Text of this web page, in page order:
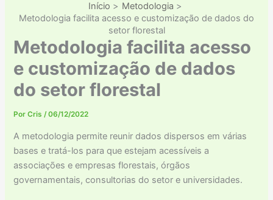
Início
Metodologia
Metodologia facilita acesso e customização de dados do
setor florestal
Metodologia facilita acesso
e customização de dados
do setor florestal
PorCris/06/12/2022
A metodologia permite reunir dados dispersos em várias
bases e tratá-los para que estejam acessíveis a
associações e empresas florestais, órgãos
governamentais, consultorias do setor e universidades.